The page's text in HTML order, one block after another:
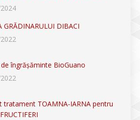
GRĂDINARULUI DIBACI
îngrășăminte BioGuano
tratament TOAMNA-IARNA pentru